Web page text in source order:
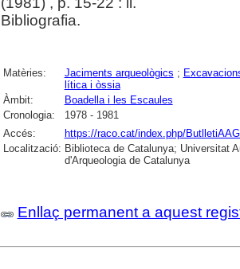
Bibliografia.
Matèries: Jaciments arqueològics ;
lítica i òssia
Àmbit:
Boadella i les Escaules
Cronologia:
1978 - 1981
Accés:
https://raco.cat/index.php/
Localització: Biblioteca de Catalunya; Universitat
d'Arqueologia de Catalunya
Enllaç permanent a aquest